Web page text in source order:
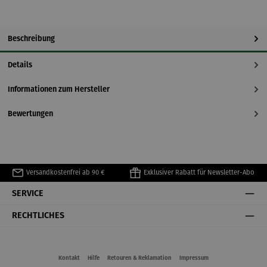
Beschreibung
Details
Informationen zum Hersteller
Bewertungen
Versandkostenfrei ab 90 € Exklusiver Rabatt für Newsletter-Abo
SERVICE
RECHTLICHES
Kontakt Hilfe Retouren & Reklamation Impressum